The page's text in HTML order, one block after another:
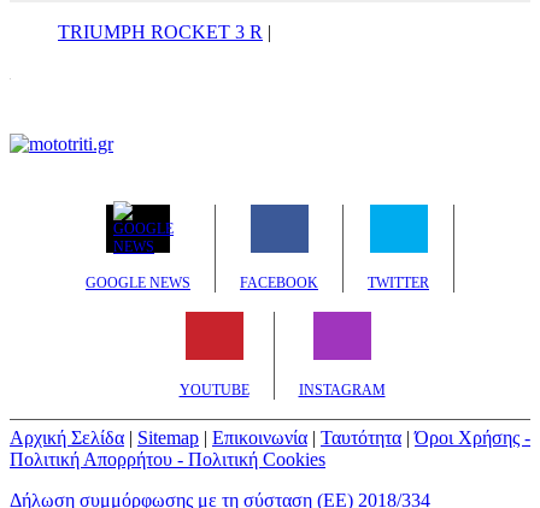
TRIUMPH ROCKET 3 R |
GOOGLE NEWS FACEBOOK TWITTER
YOUTUBE INSTAGRAM
Αρχική Σελίδα | Sitemap | Επικοινωνία | Ταυτότητα |Όροι Χρήσης -
Πολιτική Απορρήτου - Πολιτική Cookies
Δήλωση συμμόρφωσης με τη σύσταση (ΕΕ) 2018/334